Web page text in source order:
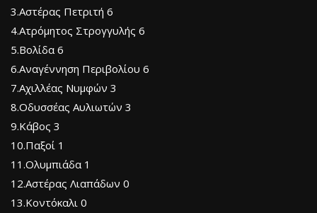
3.Αστέρας Πετριτή 6
4.Ατρόμητος Στρογγυλής 6
5.Βολίδα 6
6.Αναγέννηση Περιβολίου 6
7.Αχιλλέας Νυμφών 3
8.Οδυσσέας Αυλιωτών 3
9.Κάβος 3
10.Παξοί 1
11.Ολυμπιάδα 1
12.Αστέρας Λιαπάδων 0
13.Κοντόκαλι 0